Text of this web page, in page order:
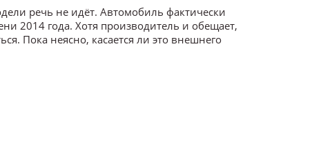
речь не идёт. Автомобиль фактически
2014 года. Хотя производитель и обещает,
Пока неясно, касается ли это внешнего